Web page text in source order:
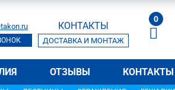
КОНТАКТЫ
ДОСТАВКА И МОНТАЖ
0
ОТЗЫВЫ КОНТАКТЫ